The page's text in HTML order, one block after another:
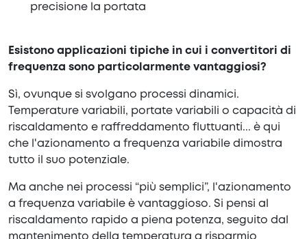
precisione la portata
Esistono applicazioni tipiche in cui i convertitori di
frequenza sono particolarmente vantaggiosi?
Sì, ovunque si svolgano processi dinamici.
Temperature variabili, portate variabili o capacità di
riscaldamento e raffreddamento fluttuanti... è qui
che l'azionamento a frequenza variabile dimostra
tutto il suo potenziale.
Ma anche nei processi “più semplici”, l'azionamento
a frequenza variabile è vantaggioso. Si pensi al
riscaldamento rapido a piena potenza, seguito dal
mantenimento della temperatura a risparmio